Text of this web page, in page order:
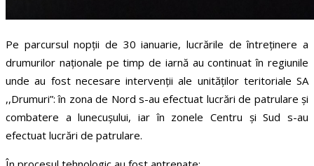
Pe parcursul nopții de 30 ianuarie, lucrările de întreținere a
drumurilor naționale pe timp de iarnă au continuat în regiunile
unde au fost necesare intervenții ale unităților teritoriale SA
,,Drumuri”: în zona de Nord s-au efectuat lucrări de patrulare și
combatere a lunecușului, iar în zonele Centru și Sud s-au
efectuat lucrări de patrulare.